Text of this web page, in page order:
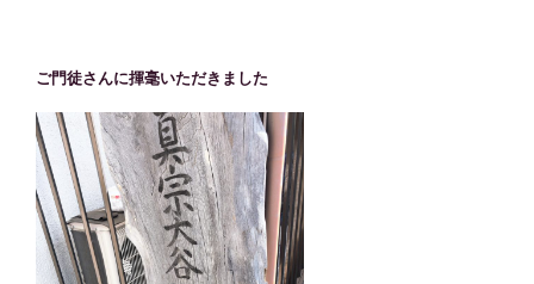
ご門徒さんに揮毫いただきました